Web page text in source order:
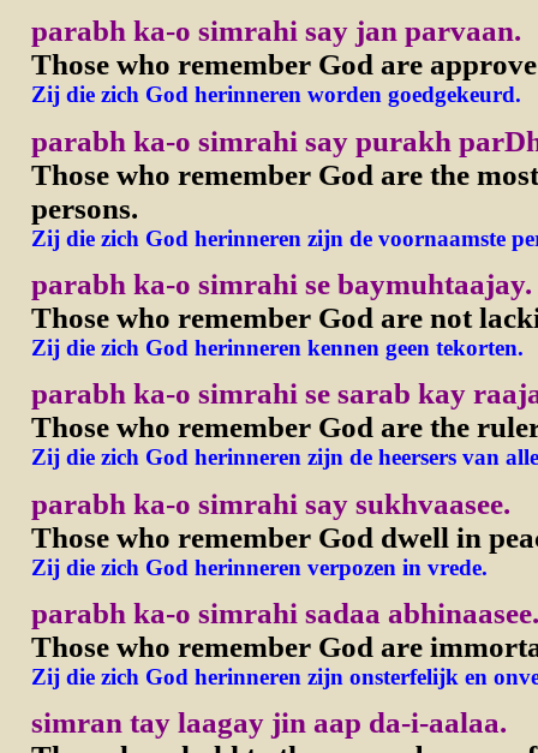
parabh ka-o simrahi say jan parvaan.
Those who remember God are
Zij die zich God herinneren worden goedgekeurd.
parabh ka-o simrahi say purakh
Those who remember God are the
persons.
Zij die zich God herinneren zijn de voornaamste
parabh ka-o simrahi se baymuhtaajay.
Those who remember God are not
Zij die zich God herinneren kennen geen tekorten.
parabh ka-o simrahi se sarab kay
Those who remember God are the
Zij die zich God herinneren zijn de heersers van
parabh ka-o simrahi say sukhvaasee.
Those who remember God dwell in
Zij die zich God herinneren verpozen in vrede.
parabh ka-o simrahi sadaa abhinaasee.
Those who remember God are
Zij die zich God herinneren zijn onsterfelijk en
simran tay laagay jin aap da-i-aalaa.